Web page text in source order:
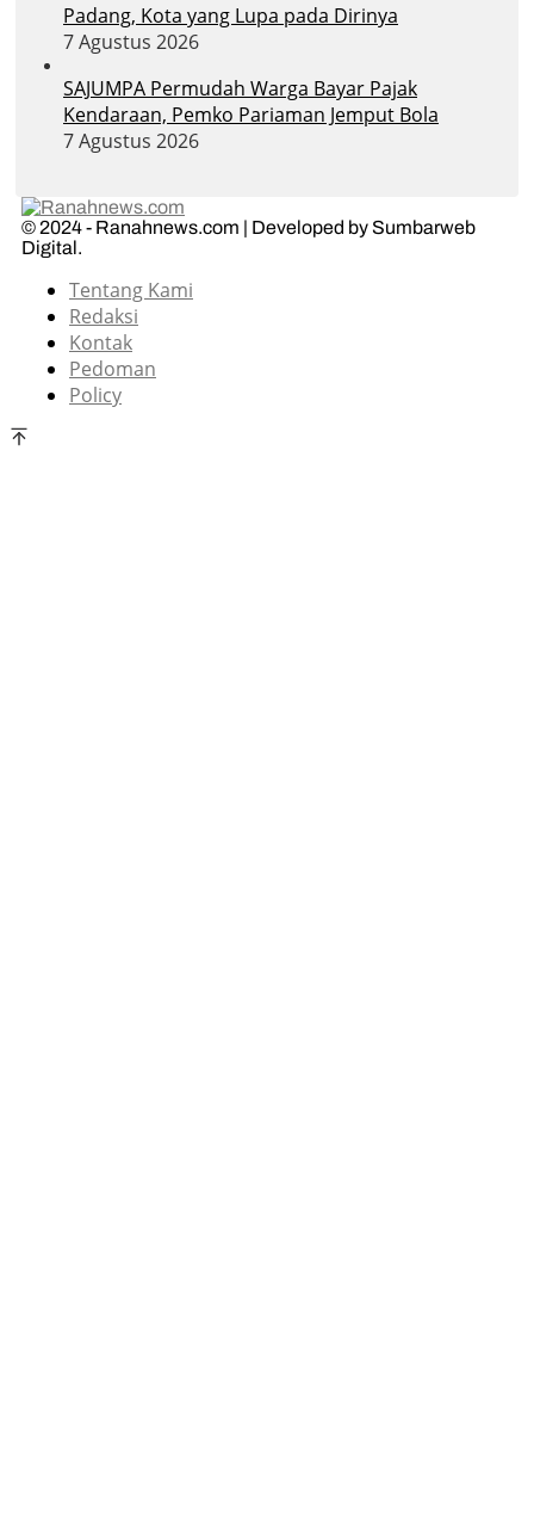
Padang, Kota yang Lupa pada Dirinya
7 Agustus 2026
SAJUMPA Permudah Warga Bayar Pajak
Kendaraan, Pemko Pariaman Jemput Bola
7 Agustus 2026
© 2024 - Ranahnews.com | Developed by Sumbarweb
Digital.
Tentang Kami
Redaksi
Kontak
Pedoman
Policy